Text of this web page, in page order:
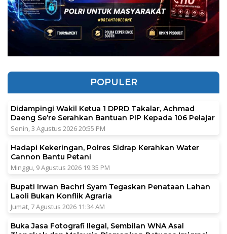
POPULER
Didampingi Wakil Ketua 1 DPRD Takalar, Achmad
Daeng Se’re Serahkan Bantuan PIP Kepada 106 Pelajar
Senin, 3 Agustus 2026 20:55 PM
Hadapi Kekeringan, Polres Sidrap Kerahkan Water
Cannon Bantu Petani
Minggu, 9 Agustus 2026 19:35 PM
Bupati Irwan Bachri Syam Tegaskan Penataan Lahan
Laoli Bukan Konflik Agraria
Jumat, 7 Agustus 2026 11:34 AM
Buka Jasa Fotografi Ilegal, Sembilan WNA Asal